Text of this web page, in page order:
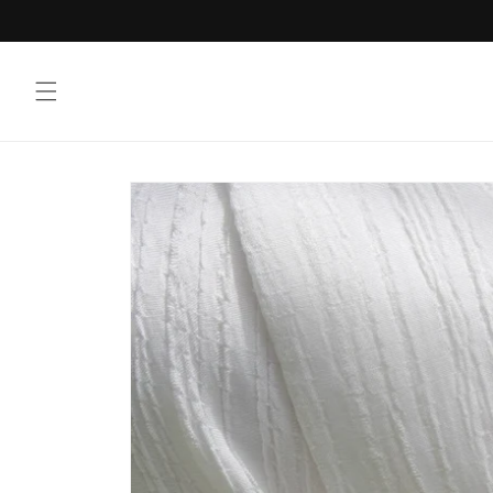
ai contenuti
Passa alle
informazioni
sul prodotto